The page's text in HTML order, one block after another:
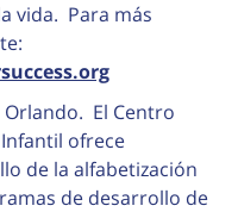
vida. Para más
Orlando. El Centro
ofrece
de la alfabetización
de desarrollo de